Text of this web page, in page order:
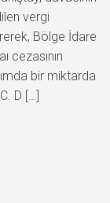
vergi
Bölge İdare
cezasının
bir miktarda
D […]